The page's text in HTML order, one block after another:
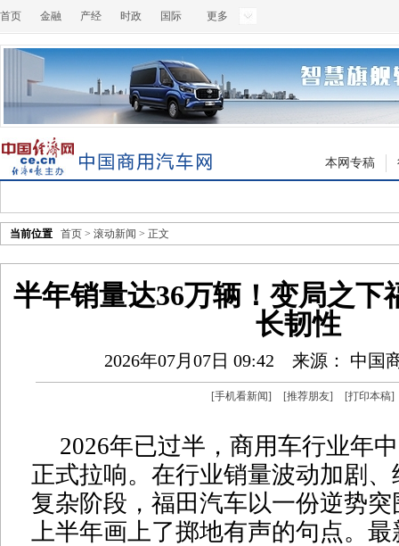
首页 金融 产经 时政 国际 更多
本网专稿
当前位置 首页 > 滚动新闻 > 正文
半年销量达36万辆！变局之下
长韧性
2026年07月07日 09:42 来源： 中国
[手机看新闻] [推荐朋友] [打印本稿]
2026年已过半，商用车行业年
正式拉响。在行业销量波动加剧
复杂阶段，福田汽车以一份逆势
上半年画上了掷地有声的句点。